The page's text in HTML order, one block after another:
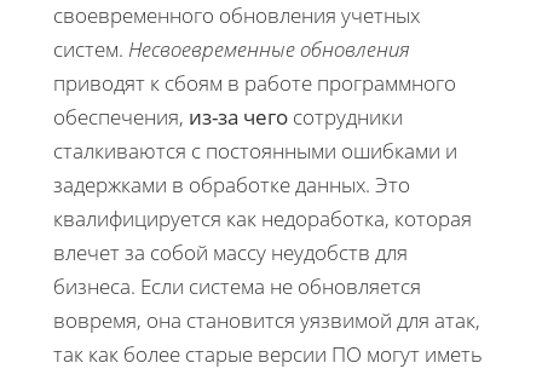
своевременного обновления учетных
систем. Несвоевременные обновления
приводят к сбоям в работе программного
обеспечения, из-за чего сотрудники
сталкиваются с постоянными ошибками и
задержками в обработке данных. Это
квалифицируется как недоработка, которая
влечет за собой массу неудобств для
бизнеса. Если система не обновляется
вовремя, она становится уязвимой для атак,
так как более старые версии ПО могут иметь